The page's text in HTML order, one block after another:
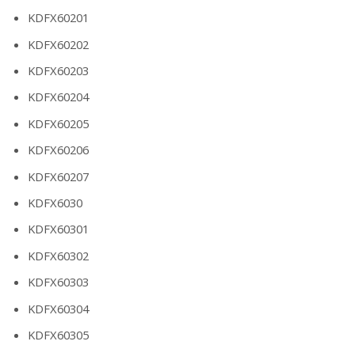
KDFX60201
KDFX60202
KDFX60203
KDFX60204
KDFX60205
KDFX60206
KDFX60207
KDFX6030
KDFX60301
KDFX60302
KDFX60303
KDFX60304
KDFX60305